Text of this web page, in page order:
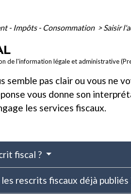
- Impôts - Consommation > Saisir
de l'information légale et administrative
semble pas clair ou vous ne
vous donne son
les services fiscaux.
fiscal ?
rescrits fiscaux déjà publiés